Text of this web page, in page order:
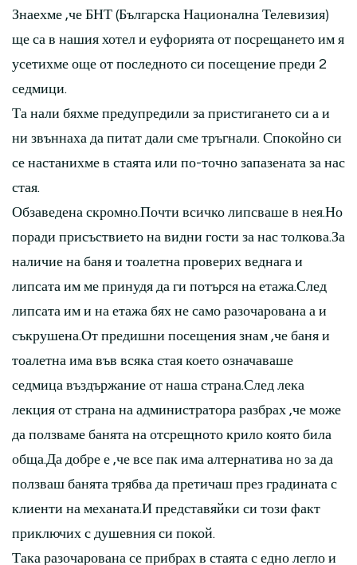
Знаехме ,че БНТ (Българска Национална Телевизия)
ще са в нашия хотел и еуфорията от посрещането им я
усетихме още от последното си посещение преди 2
седмици.
Та нали бяхме предупредили за пристигането си а и
ни звъннаха да питат дали сме тръгнали. Спокойно си
се настанихме в стаята или по-точно запазената за нас
стая.
Обзаведена скромно.Почти всичко липсваше в нея.Но
поради присъствието на видни гости за нас толкова.За
наличие на баня и тоалетна проверих веднага и
липсата им ме принудя да ги потърся на етажа.След
липсата им и на етажа бях не само разочарована а и
съкрушена.От предишни посещения знам ,че баня и
тоалетна има във всяка стая което означаваше
седмица въздържание от наша страна.След лека
лекция от страна на администратора разбрах ,че може
да ползваме банята на отсрещното крило която била
обща.Да добре е ,че все пак има алтернатива но за да
ползваш банята трябва да претичаш през градината с
клиенти на механата.И представяйки си този факт
приключих с душевния си покой.
Така разочарована се прибрах в стаята с едно легло и